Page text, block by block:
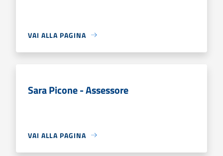
VAI ALLA PAGINA
Sara Picone - Assessore
VAI ALLA PAGINA